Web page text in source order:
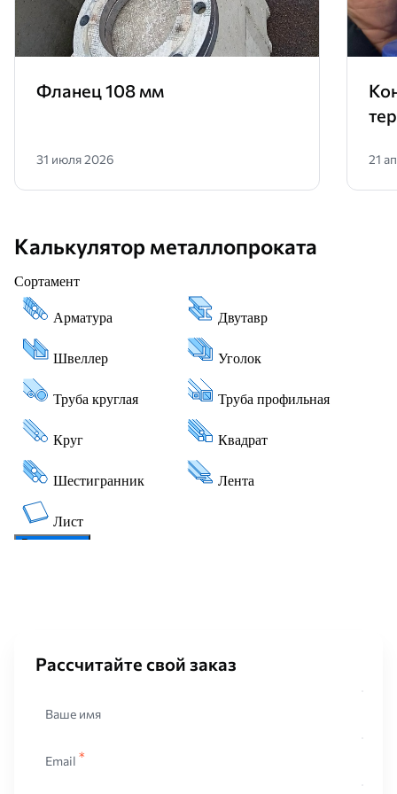
Фланец 108 мм
31 июля 2026 21
Калькулятор металлопроката
Рассчитайте свой заказ
Ваше имя
Email